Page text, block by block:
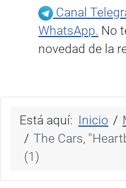
Canal
WhatsApp. No
novedad de la
Está aquí: Inicio
The Cars,
(1)